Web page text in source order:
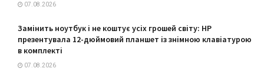
07.08.2026
Замінить ноутбук і не коштує усіх грошей світу: HP
презентувала 12-дюймовий планшет із знімною клавіатурою
в комплекті
07.08.2026